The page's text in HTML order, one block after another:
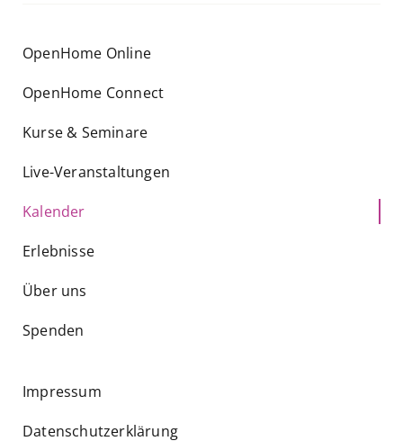
OpenHome Online
OpenHome Connect
Kurse & Seminare
Live-Veranstaltungen
Kalender
Erlebnisse
Über uns
Spenden
Impressum
Datenschutzerklärung